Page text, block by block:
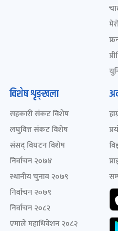
विशेष शृङ्खला
सहकारी संकट विशेष
लघुवित्त संकट विशेष
संसद् विघटन विशेष
निर्वाचन २०७४
स्थानीय चुनाव २०७९
निर्वाचन २०७९
निर्वाचन २०८२
एमाले महाधिवेशन २०८२